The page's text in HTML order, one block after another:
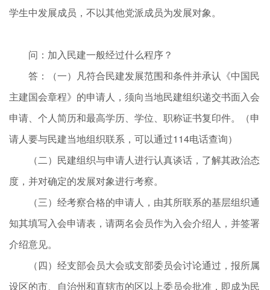
学生中发展成员，不以其他党派成员为发展对象。
问：加入民建一般经过什么程序？
答：（一）凡符合民建发展范围和条件并承认《中国民
主建国会章程》的申请人，须向当地民建组织递交书面入会
申请、个人简历和最高学历、学位、职称证书复印件。（申
请人要与民建当地组织联系，可以通过114电话查询）
（二）民建组织与申请人进行认真谈话，了解其政治态
度，并对确定的发展对象进行考察。
（三）经考察合格的申请人，由其所联系的基层组织通
知其填写入会申请表，请两名会员作为入会介绍人，并签署
介绍意见。
（四）经支部会员大会或支部委员会讨论通过，报所属
设区的市、自治州和直辖市的区以上委员会批准，即成为民